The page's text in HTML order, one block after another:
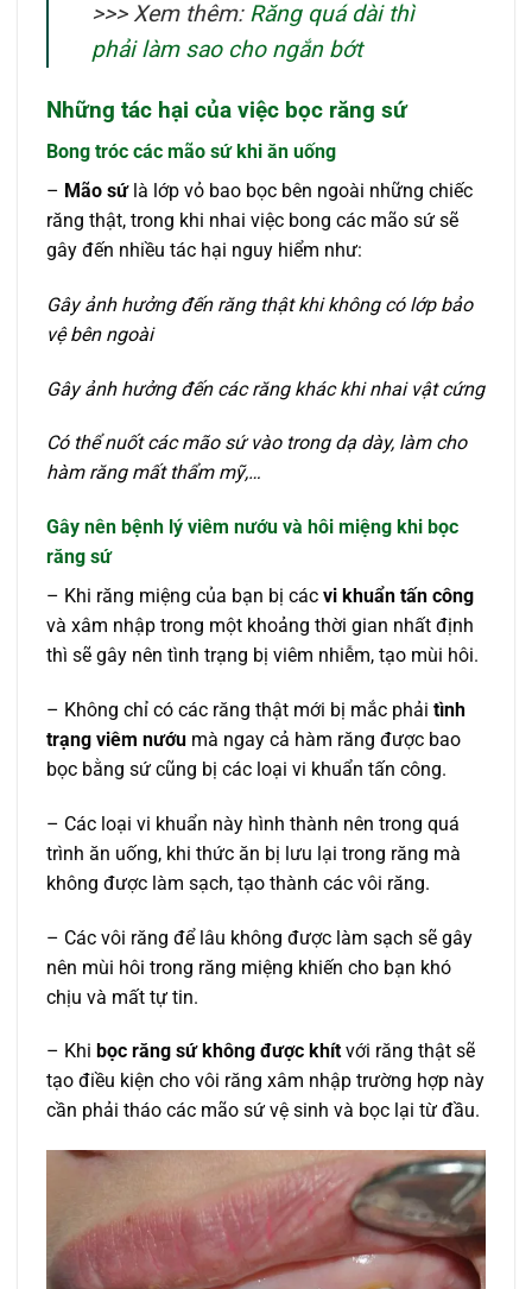
>>> Xem thêm:Răng quá dài thì
phải làm sao cho ngắn bớt
Những tác hại của việc bọc răng sứ
Bong tróc các mão sứ khi ăn uống
– Mão sứlà lớp vỏ bao bọc bên ngoài những chiếc
răng thật, trong khi nhai việc bong các mão sứ sẽ
gây đến nhiều tác hại nguy hiểm như:
Gây ảnh hưởng đến răng thật khi không có lớp bảo
vệ bên ngoài
Gây ảnh hưởng đến các răng khác khi nhai vật cứng
Có thể nuốt các mão sứ vào trong dạ dày, làm cho
hàm răng mất thẩm mỹ,…
Gây nên bệnh lý viêm nướu và hôi miệng khi bọc
răng sứ
– Khi răng miệng của bạn bị các vi khuẩn tấn công
và xâm nhập trong một khoảng thời gian nhất định
thì sẽ gây nên tình trạng bị viêm nhiễm, tạo mùi hôi.
– Không chỉ có các răng thật mới bị mắc phải tình
trạng viêm nướu mà ngay cả hàm răng được bao
bọc bằng sứ cũng bị các loại vi khuẩn tấn công.
– Các loại vi khuẩn này hình thành nên trong quá
trình ăn uống, khi thức ăn bị lưu lại trong răng mà
không được làm sạch, tạo thành các vôi răng.
– Các vôi răng để lâu không được làm sạch sẽ gây
nên mùi hôi trong răng miệng khiến cho bạn khó
chịu và mất tự tin.
– Khi bọc răng sứ không được khít với răng thật sẽ
tạo điều kiện cho vôi răng xâm nhập trường hợp này
cần phải tháo các mão sứ vệ sinh và bọc lại từ đầu.